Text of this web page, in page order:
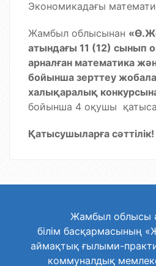
Экономикадағы
Жамбыл облысынан
атындағы 11 (12) сынып
арналған математика
бойынша зерттеу
халықаралық
бойынша 4 оқушы
Қатысушыларға сәттілік!
Жамбыл облысы
білім басқармасының
аймақтық ғылыми-
коммуналдық